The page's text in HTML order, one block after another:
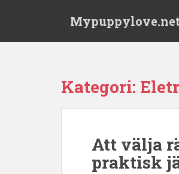
Mypuppylove.net
Kategori:
Att välja
praktisk